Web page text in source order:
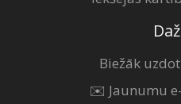
Biežāk
✉️ Jaunumu